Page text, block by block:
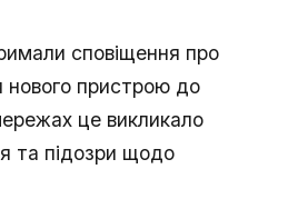
сповіщення про
нового пристрою до
це викликало
та підозри щодо